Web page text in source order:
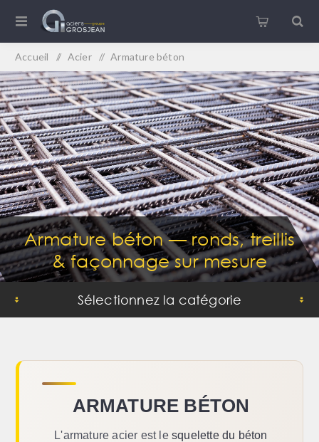
Accueil / Acier / Armature béton
Armature béton — ronds, treillis
& façonnage sur mesure
Sélectionnez la catégorie
ARMATURE BÉTON
L'armature acier est lesquelette du béton